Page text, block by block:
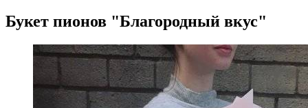
Букет пионов "Благородный вкус"